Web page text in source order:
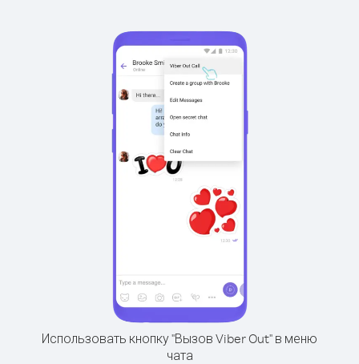
Использовать кнопку "Вызов Viber Out" в меню
чата